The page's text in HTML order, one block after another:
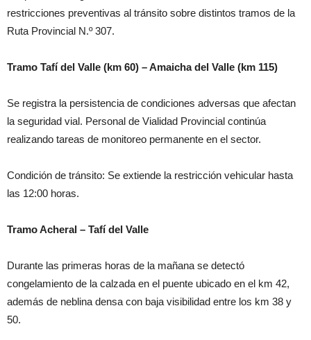
restricciones preventivas al tránsito sobre distintos tramos de la
Ruta Provincial N.º 307.
Tramo Tafí del Valle (km 60) – Amaicha del Valle (km 115)
Se registra la persistencia de condiciones adversas que afectan
la seguridad vial. Personal de Vialidad Provincial continúa
realizando tareas de monitoreo permanente en el sector.
Condición de tránsito: Se extiende la restricción vehicular hasta
las 12:00 horas.
Tramo Acheral – Tafí del Valle
Durante las primeras horas de la mañana se detectó
congelamiento de la calzada en el puente ubicado en el km 42,
además de neblina densa con baja visibilidad entre los km 38 y
50.